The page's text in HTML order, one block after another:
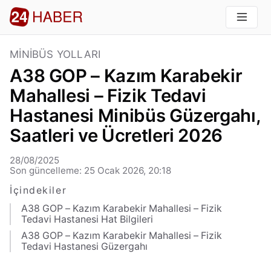
MINIBÜS YOLLARI
A38 GOP – Kazım Karabekir
Mahallesi – Fizik Tedavi
Hastanesi Minibüs Güzergahı,
Saatleri ve Ücretleri 2026
28/08/2025
Son güncelleme: 25 Ocak 2026, 20:18
İçindekiler
A38 GOP – Kazım Karabekir Mahallesi – Fizik
Tedavi Hastanesi Hat Bilgileri
A38 GOP – Kazım Karabekir Mahallesi – Fizik
Tedavi Hastanesi Güzergahı